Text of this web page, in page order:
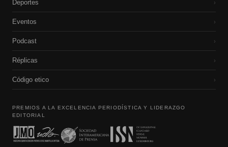
Deportes ›
Eventos ›
Podcast ›
Réplicas ›
Código etico ›
PREMIOS A LA EXCELENCIA PERIODÍSTICA Y LIDERAZGO
EDITORIAL